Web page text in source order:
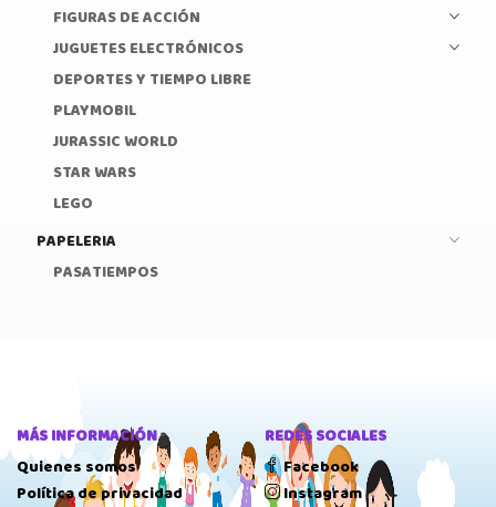
FIGURAS DE ACCIÓN
JUGUETES ELECTRÓNICOS
DEPORTES Y TIEMPO LIBRE
PLAYMOBIL
JURASSIC WORLD
STAR WARS
LEGO
PAPELERIA
PASATIEMPOS
MÁS INFORMACIÓN
Quienes somos
Política de privacidad
REDES SOCIALES
Facebook
Instagram